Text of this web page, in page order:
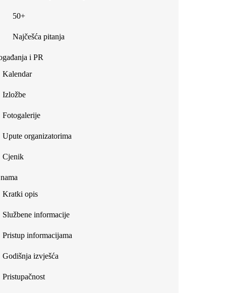
50+
Najčešća pitanja
i PR
Kalendar
Izložbe
Fotogalerije
Upute organizatorima
Cjenik
Kratki opis
Službene informacije
Pristup informacijama
Godišnja izvješća
Pristupačnost